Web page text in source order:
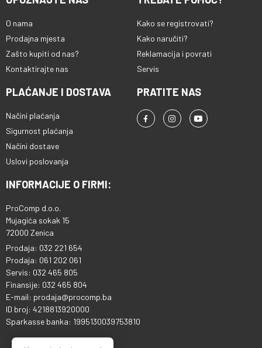
O nama
Prodajna mjesta
Zašto kupiti od nas?
Kontaktirajte nas
Kako se registrovati?
Kako naručiti?
Reklamacija i povrati
Servis
PLAĆANJE I DOSTAVA
Načini plaćanja
Sigurnost plaćanja
Načini dostave
Uslovi poslovanja
PRATITE NAS
INFORMACIJE O FIRMI:
ProComp d.o.o.
Mujagića sokak 15
72000 Zenica
Prodaja: 032 221 654
Prodaja: 061 202 061
Servis: 032 465 805
Finansije: 032 465 804
E-mail: prodaja@procomp.ba
ID broj: 4218813920000
Sparkasse banka: 1995130039753810